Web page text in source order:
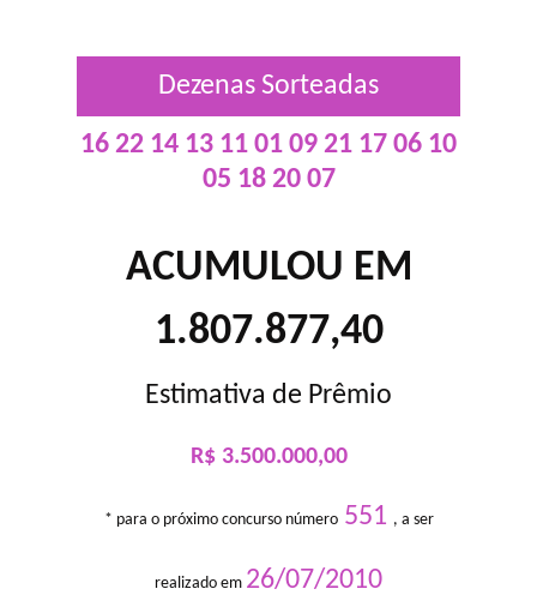
Dezenas Sorteadas
16 22 14 13 11 01 09 21 17 06 10
05 18 20 07
ACUMULOU EM
1.807.877,40
Estimativa de Prêmio
R$ 3.500.000,00
* para o próximo concurso número551 , a ser
realizado em 26/07/2010